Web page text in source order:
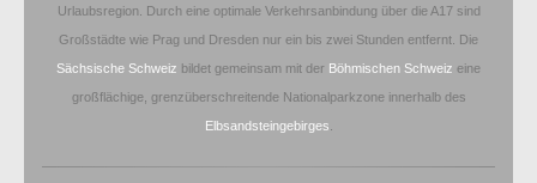
Urlaubsregion. Durch eine optimale Verkehrsanbindung über die A17 sind
Großstädte wie Prag und Dresden nur ein bis zwei Stunden entfernt. Die
Sächsische Schweiz bildet gemeinsam mit der Böhmischen Schweiz eine
großflächige, grenzüberschreitende Nationalparkzone innerhalb des
Elbsandsteingebirges